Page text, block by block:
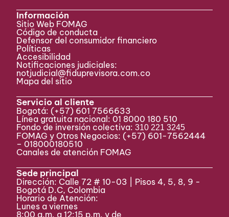
Información
Sitio Web FOMAG
Código de conducta
Defensor del consumidor financiero
Políticas
Accesibilidad
Notificaciones judiciales:
notjudicial@fiduprevisora.com.co
Mapa del sitio
Servicio al cliente
Bogotá: (+57) 601 7566633
Línea gratuita nacional: 01 8000 180 510
Fondo de inversión colectiva:310 221 3245
FOMAG y Otros Negocios: (+57) 601-7562444
– 018000180510
Canales de atención FOMAG
Sede principal
Dirección: Calle 72 # 10-03 | Pisos 4, 5, 8, 9 -
Bogotá D.C, Colombia
Horario de Atención:
Lunes a viernes
8:00 a.m. a 12:15 p.m. y de